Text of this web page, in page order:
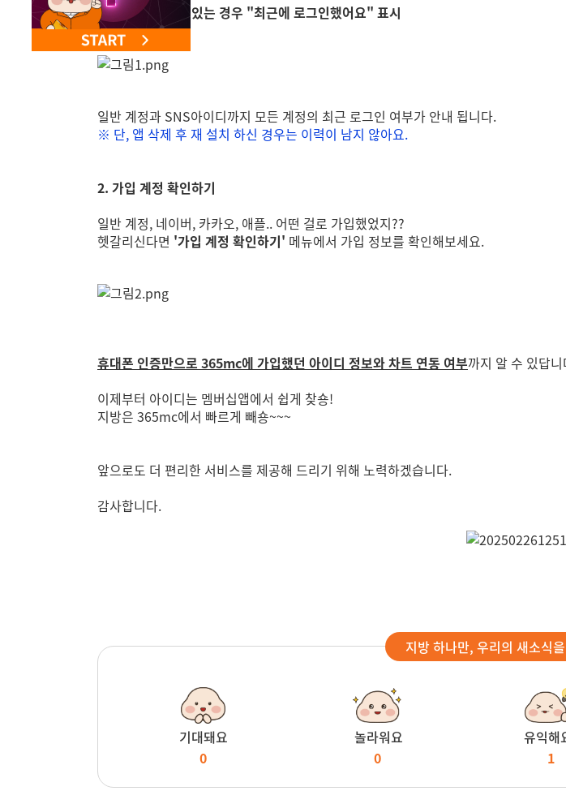
1. 로그인 기록이 있는 경우 "최근에 로그인했어요" 표시
일반 계정과 SNS아이디까지 모든 계정의 최근 로그인 여부가 안내 됩니다.
※ 단, 앱 삭제 후 재 설치 하신 경우는 이력이 남지 않아요.
2. 가입 계정 확인하기
일반 계정, 네이버, 카카오, 애플.. 어떤 걸로 가입했었지??
헷갈리신다면 '가입 계정 확인하기' 메뉴에서 가입 정보를 확인해보세요.
휴대폰 인증만으로 365mc에 가입했던 아이디 정보와 차트 연동 여부까지 알 수 있답
이제부터 아이디는 멤버십앱에서 쉽게 찾숑!
지방은 365mc에서 빠르게 빼숑~~~
앞으로도 더 편리한 서비스를 제공해 드리기 위해 노력하겠습니다.
감사합니다.
지방 하나만, 우리의 새소식
기대돼요
0
놀라워요
0
유익해
1